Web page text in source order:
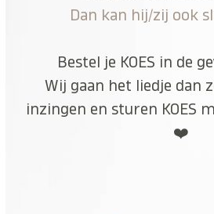
Dan kan hij/zij ook
Bestel je KOES in de
Wij gaan het liedje dan
inzingen en sturen KOES
❤️